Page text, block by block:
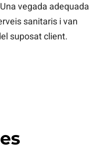
Una vegada adequada
sanitaris i van
suposat client.